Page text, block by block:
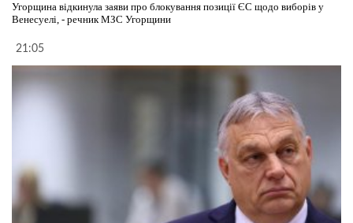
Угорщина відкинула заяви про блокування позиції ЄС щодо виборів у
Венесуелі, - речник МЗС Угорщини
21:05